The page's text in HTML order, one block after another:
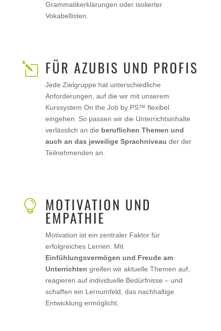
Grammatikerklärungen oder isolierter
Vokabellisten.
l FÜR AZUBIS UND PROFIS
Jede Zielgruppe hat unterschiedliche
Anforderungen, auf die wir mit unserem
Kurssystem On the Job by PS™ flexibel
eingehen. So passen wir die Unterrichtsinhalte
verlässlich an die beruflichen Themen und
auch an das jeweilige Sprachniveau der der
Teilnehmenden an.
 MOTIVATION UND
EMPATHIE
Motivation ist ein zentraler Faktor für
erfolgreiches Lernen. Mit
Einfühlungsvermögen und Freude am
Unterrichten greifen wir aktuelle Themen auf,
reagieren auf individuelle Bedürfnisse – und
schaffen ein Lernumfeld, das nachhaltige
Entwicklung ermöglicht.